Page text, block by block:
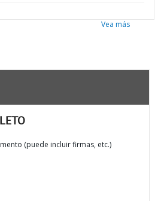
Vea más
(puede incluir firmas, etc.)